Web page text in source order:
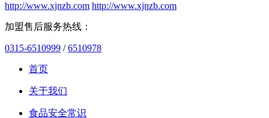
http://www.xjnzb.com http://www.xjnzb.com
加盟售后服务热线：
0315-6510999 /6510978
首页
关于我们
食品安全常识